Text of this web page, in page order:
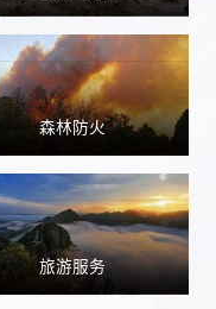
森林防火
旅游服务